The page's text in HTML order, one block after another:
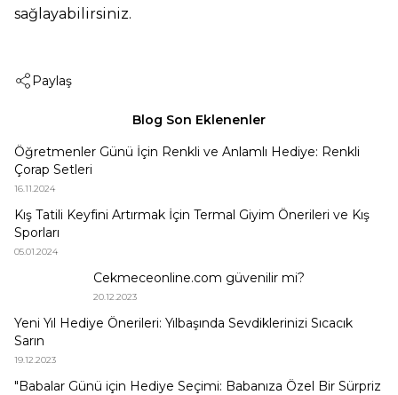
sağlayabilirsiniz.
Paylaş
Blog Son Eklenenler
Öğretmenler Günü İçin Renkli ve Anlamlı Hediye: Renkli
Çorap Setleri
16.11.2024
Kış Tatili Keyfini Artırmak İçin Termal Giyim Önerileri ve Kış
Sporları
05.01.2024
Cekmeceonline.com güvenilir mi?
20.12.2023
Yeni Yıl Hediye Önerileri: Yılbaşında Sevdiklerinizi Sıcacık
Sarın
19.12.2023
"Babalar Günü için Hediye Seçimi: Babanıza Özel Bir Sürpriz